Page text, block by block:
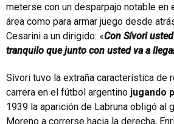
meterse con un desparpajo notable en
área como para armar juego desde
Cesarini a un dirigido: «Con Sívori
tranquilo que junto con usted va a
Sívori tuvo la extraña característica de
carrera en el fútbol argentino jugando
1939 la aparición de Labruna obligó al
Moreno a correrse hacia la derecha,